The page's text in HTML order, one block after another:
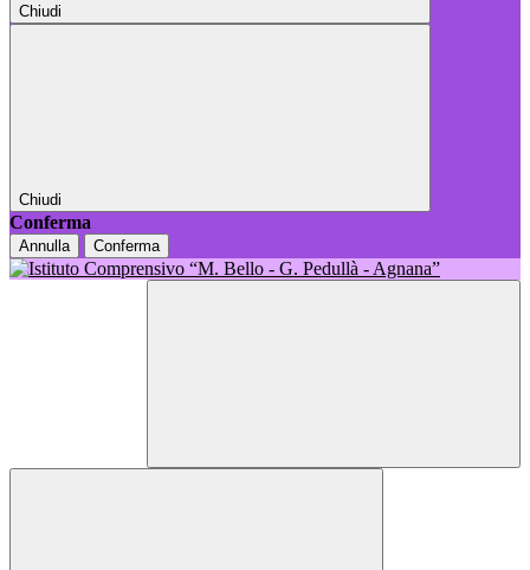
Chiudi
Chiudi
Conferma
Annulla Conferma